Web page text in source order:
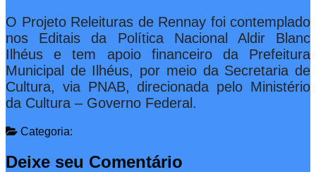
O Projeto Releituras de Rennay foi contemplado
nos Editais da Política Nacional Aldir Blanc
Ilhéus e tem apoio financeiro da Prefeitura
Municipal de Ilhéus, por meio da Secretaria de
Cultura, via PNAB, direcionada pelo Ministério
da Cultura – Governo Federal.
Categoria:
Deixe seu Comentário